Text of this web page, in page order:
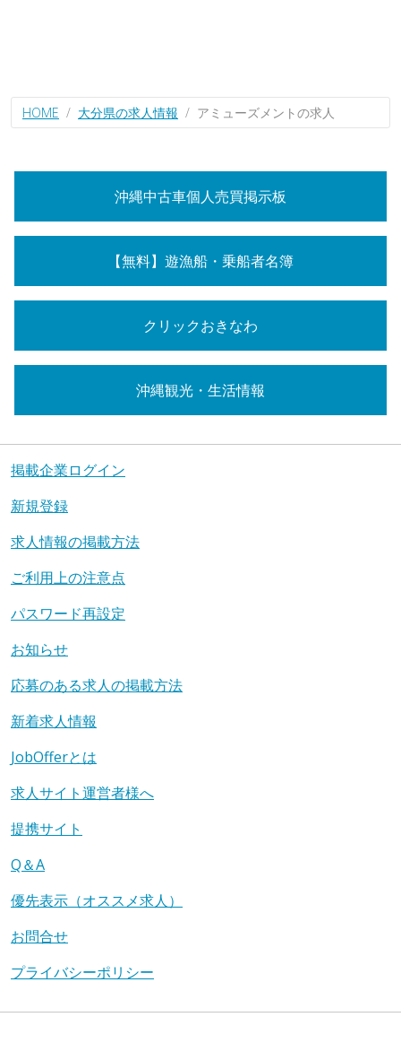
HOME 大分県の求人情報 アミューズメントの求人
沖縄中古車個人売買掲示板
【無料】遊漁船・乗船者名簿
クリックおきなわ
沖縄観光・生活情報
掲載企業ログイン
新規登録
求人情報の掲載方法
ご利用上の注意点
パスワード再設定
お知らせ
応募のある求人の掲載方法
新着求人情報
JobOfferとは
求人サイト運営者様へ
提携サイト
Q＆A
優先表示（オススメ求人）
お問合せ
プライバシーポリシー